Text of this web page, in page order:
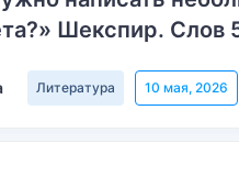
Шекспир. Слов
Литература 10 мая, 2026